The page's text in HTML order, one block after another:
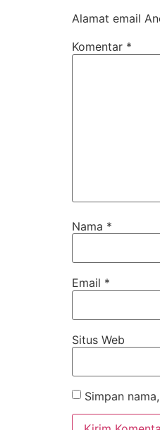
Alamat email
Komentar *
Nama *
Email *
Situs Web
Simpan